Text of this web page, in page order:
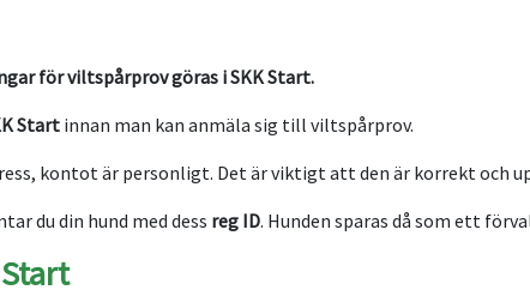
för viltspårprov göras i SKK Start.
Startinnan man kan anmäla sig till viltspårprov.
kontot är personligt. Det är viktigt att den är korrekt och
du din hund med dess reg ID. Hunden sparas då som ett